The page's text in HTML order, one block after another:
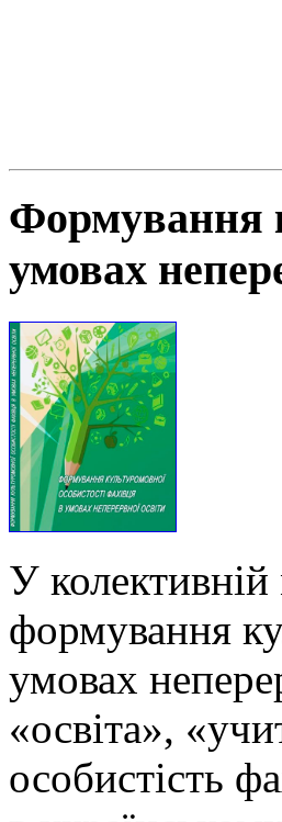
Формування
умовах
У
формування
умовах
«освіта»,
особистість